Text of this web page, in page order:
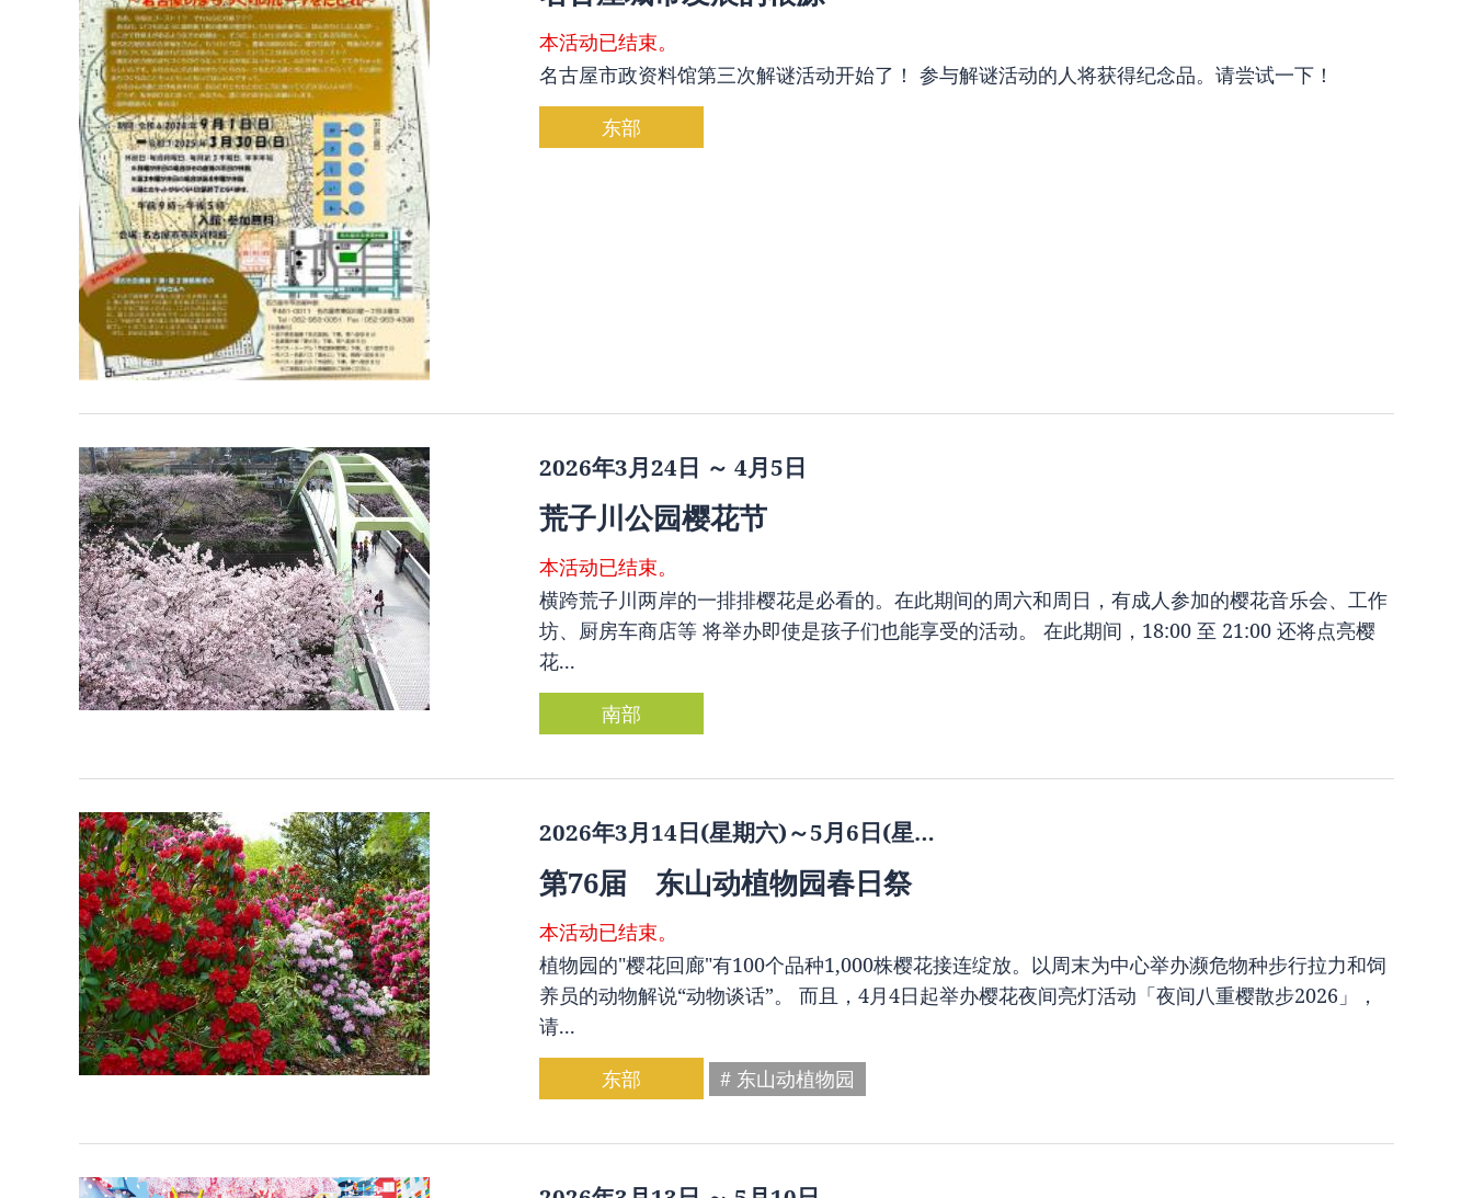
本活动已结束。
名古屋市政资料馆第三次解谜活动开始了！ 参与解谜活动的人将获得纪念品。请尝试一下！
东部
2026年3月24日 ～ 4月5日
荒子川公园樱花节
本活动已结束。
横跨荒子川两岸的一排排樱花是必看的。在此期间的周六和周日，有成人参加的樱花音乐会、工作
坊、厨房车商店等 将举办即使是孩子们也能享受的活动。 在此期间，18:00 至 21:00 还将点亮樱
花...
南部
2026年3月14日(星期六)～5月6日(星…
第76届 东山动植物园春日祭
本活动已结束。
植物园的"樱花回廊"有100个品种1,000株樱花接连绽放。以周末为中心举办濒危物种步行拉力和饲
养员的动物解说“动物谈话”。 而且，4月4日起举办樱花夜间亮灯活动「夜间八重樱散步2026」，
请...
东部
# 东山动植物园